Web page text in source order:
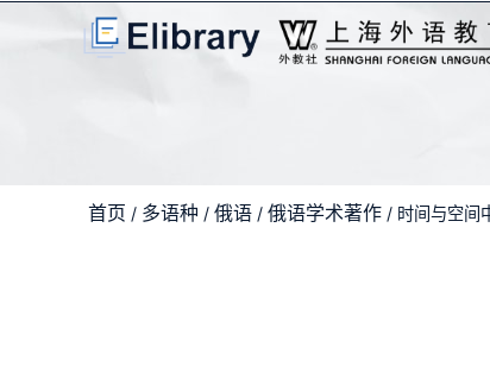
首页 / 多语种 / 俄语 / 俄语学术著作 / 时间与空间